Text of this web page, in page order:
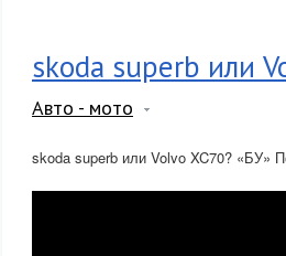
skoda superb или
Авто - мото
skoda superb или Volvo XC70? «БУ»